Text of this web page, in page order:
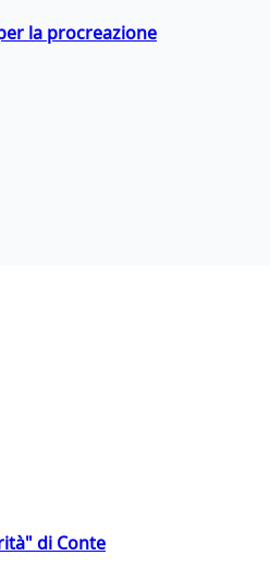
la procreazione
di Conte